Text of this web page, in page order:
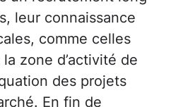
leur connaissance
comme celles
zone d’activité de
des projets
En fin de